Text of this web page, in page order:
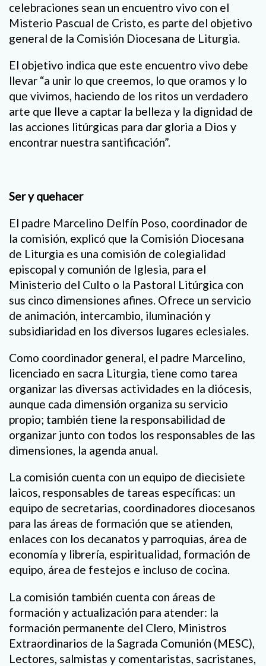
celebraciones sean un encuentro vivo con el
Misterio Pascual de Cristo, es parte del objetivo
general de la Comisión Diocesana de Liturgia.
El objetivo indica que este encuentro vivo debe
llevar “a unir lo que creemos, lo que oramos y lo
que vivimos, haciendo de los ritos un verdadero
arte que lleve a captar la belleza y la dignidad de
las acciones litúrgicas para dar gloria a Dios y
encontrar nuestra santificación”.
Ser y quehacer
El padre Marcelino Delfín Poso, coordinador de
la comisión, explicó que la Comisión Diocesana
de Liturgia es una comisión de colegialidad
episcopal y comunión de Iglesia, para el
Ministerio del Culto o la Pastoral Litúrgica con
sus cinco dimensiones afines. Ofrece un servicio
de animación, intercambio, iluminación y
subsidiaridad en los diversos lugares eclesiales.
Como coordinador general, el padre Marcelino,
licenciado en sacra Liturgia, tiene como tarea
organizar las diversas actividades en la diócesis,
aunque cada dimensión organiza su servicio
propio; también tiene la responsabilidad de
organizar junto con todos los responsables de las
dimensiones, la agenda anual.
La comisión cuenta con un equipo de diecisiete
laicos, responsables de tareas específicas: un
equipo de secretarias, coordinadores diocesanos
para las áreas de formación que se atienden,
enlaces con los decanatos y parroquias, área de
economía y librería, espiritualidad, formación de
equipo, área de festejos e incluso de cocina.
La comisión también cuenta con áreas de
formación y actualización para atender: la
formación permanente del Clero, Ministros
Extraordinarios de la Sagrada Comunión (MESC),
Lectores, salmistas y comentaristas, sacristanes,